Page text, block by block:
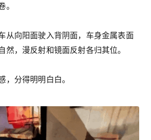
。
从向阳面驶入背阴面，车身金属表面
然，漫反射和镜面反射各归其位。
，分得明明白白。